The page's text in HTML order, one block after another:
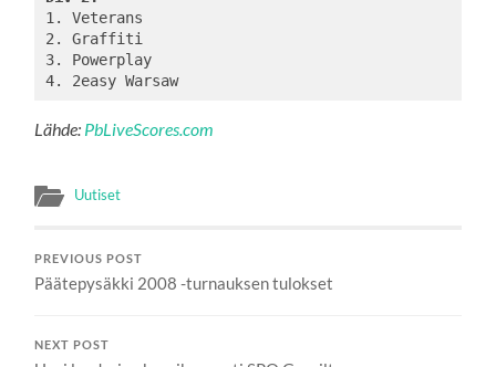
1. Veterans
2. Graffiti
3. Powerplay
4. 2easy Warsaw
Lähde: PbLiveScores.com
Uutiset
PREVIOUS POST
Päätepysäkki 2008 -turnauksen tulokset
NEXT POST